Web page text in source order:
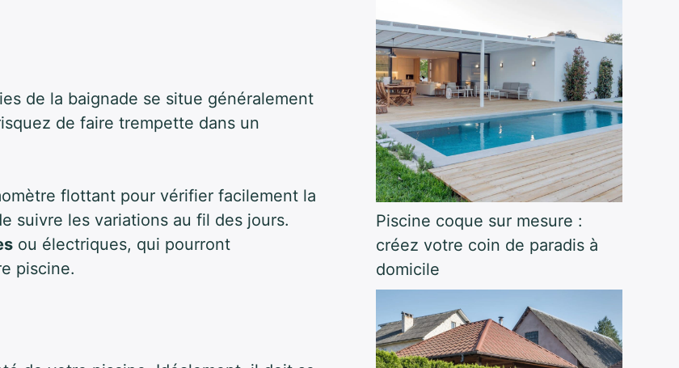
de la baignade se situe généralement
de faire trempette dans un
flottant pour vérifier facilement la
suivre les variations au fil des jours.
ou électriques, qui pourront
piscine.
Piscine coque sur mesure :
créez votre coin de paradis à
domicile